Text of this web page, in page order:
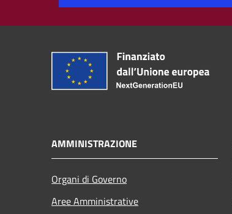
AMMINISTRAZIONE
Organi di Governo
Aree Amministrative